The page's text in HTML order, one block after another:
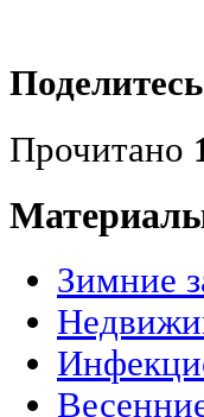
Прочитано
Зимние